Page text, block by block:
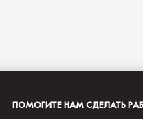
ПОМОГИТЕ НАМ СДЕЛАТЬ